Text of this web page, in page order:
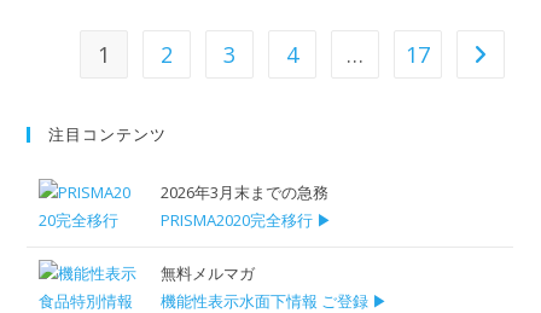
1 2 3 4 … 17
注目コンテンツ
2026年3月末までの急務
PRISMA2020完全移行 ▶
無料メルマガ
機能性表示水面下情報 ご登録 ▶